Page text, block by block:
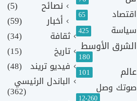
اقتصاد 65
سياسة 425
الشرق الأوسط
180
عالم 101
صوتك وصل
نصائح
(5)
أخبار
(59)
ثقافة
(34)
تاريخ
(15)
فيديو تريند (48)
الباندل الرئيسي
(362)